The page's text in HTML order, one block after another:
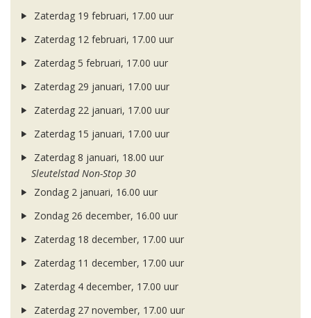
Zaterdag 19 februari, 17.00 uur
Zaterdag 12 februari, 17.00 uur
Zaterdag 5 februari, 17.00 uur
Zaterdag 29 januari, 17.00 uur
Zaterdag 22 januari, 17.00 uur
Zaterdag 15 januari, 17.00 uur
Zaterdag 8 januari, 18.00 uur
Sleutelstad Non-Stop 30
Zondag 2 januari, 16.00 uur
Zondag 26 december, 16.00 uur
Zaterdag 18 december, 17.00 uur
Zaterdag 11 december, 17.00 uur
Zaterdag 4 december, 17.00 uur
Zaterdag 27 november, 17.00 uur